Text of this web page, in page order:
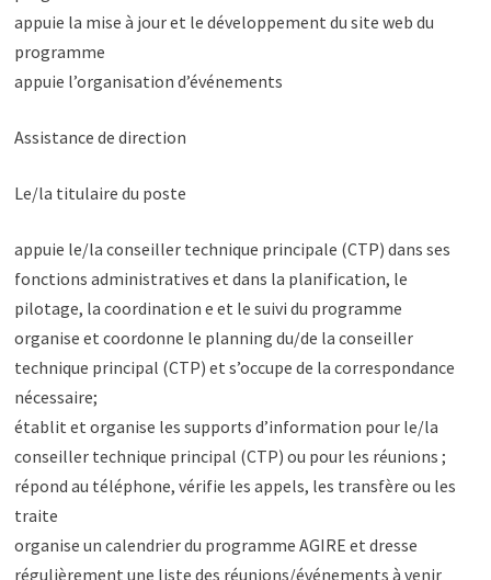
appuie la mise à jour et le développement du site web du
programme
appuie l’organisation d’événements
Assistance de direction
Le/la titulaire du poste
appuie le/la conseiller technique principale (CTP) dans ses
fonctions administratives et dans la planification, le
pilotage, la coordination e et le suivi du programme
organise et coordonne le planning du/de la conseiller
technique principal (CTP) et s’occupe de la correspondance
nécessaire;
établit et organise les supports d’information pour le/la
conseiller technique principal (CTP) ou pour les réunions ;
répond au téléphone, vérifie les appels, les transfère ou les
traite
organise un calendrier du programme AGIRE et dresse
régulièrement une liste des réunions/événements à venir